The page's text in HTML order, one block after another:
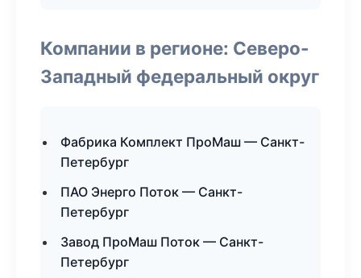
Компании в регионе: Северо-
Западный федеральный округ
Фабрика Комплект ПроМаш — Санкт-
Петербург
ПАО Энерго Поток — Санкт-
Петербург
Завод ПроМаш Поток — Санкт-
Петербург